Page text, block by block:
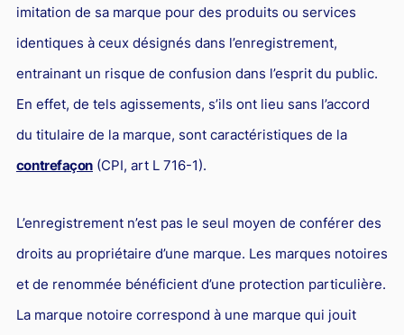
L'industrie
Droit aérien
Caution bancaire
Communication et nouvelles technologies
Grande entreprise
Droit de l'environnement et des énergies renouvelables
Restructuration d'entreprise
Droit et Fiscalité du marché de l'Art
imitation de sa marque pour des produits ou services
identiques à ceux désignés dans l’enregistrement,
entrainant un risque de confusion dans l’esprit du public.
En effet, de tels agissements, s’ils ont lieu sans l’accord
du titulaire de la marque, sont caractéristiques de la
contrefaçon(CPI, art L 716-1).
L’enregistrement n’est pas le seul moyen de conférer des
droits au propriétaire d’une marque. Les marques notoires
et de renommée bénéficient d’une protection particulière.
La marque notoire correspond à une marque qui jouit